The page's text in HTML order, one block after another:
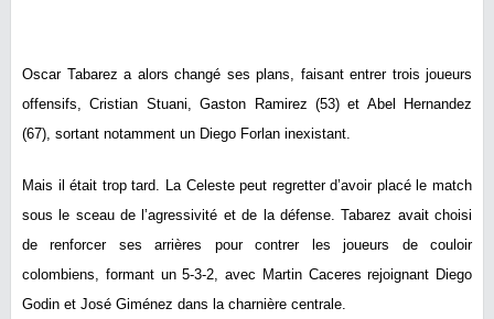
Oscar Tabarez a alors changé ses plans, faisant entrer trois joueurs
offensifs, Cristian Stuani, Gaston Ramirez (53) et Abel Hernandez
(67), sortant notamment un Diego Forlan inexistant.
Mais il était trop tard. La Celeste peut regretter d’avoir placé le match
sous le sceau de l’agressivité et de la défense. Tabarez avait choisi
de renforcer ses arrières pour contrer les joueurs de couloir
colombiens, formant un 5-3-2, avec Martin Caceres rejoignant Diego
Godin et José Giménez dans la charnière centrale.